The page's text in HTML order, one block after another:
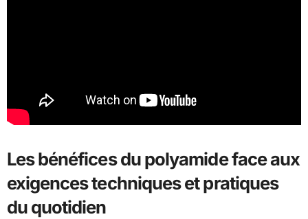
Les bénéfices du polyamide face aux
exigences techniques et pratiques
du quotidien